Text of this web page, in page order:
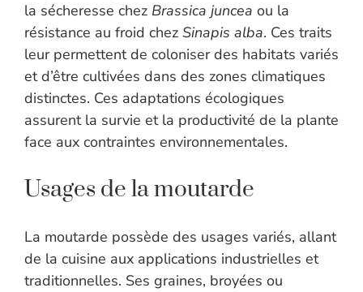
la sécheresse chez Brassica juncea ou la
résistance au froid chez Sinapis alba. Ces traits
leur permettent de coloniser des habitats variés
et d’être cultivées dans des zones climatiques
distinctes. Ces adaptations écologiques
assurent la survie et la productivité de la plante
face aux contraintes environnementales.
Usages de la moutarde
La moutarde possède des usages variés, allant
de la cuisine aux applications industrielles et
traditionnelles. Ses graines, broyées ou